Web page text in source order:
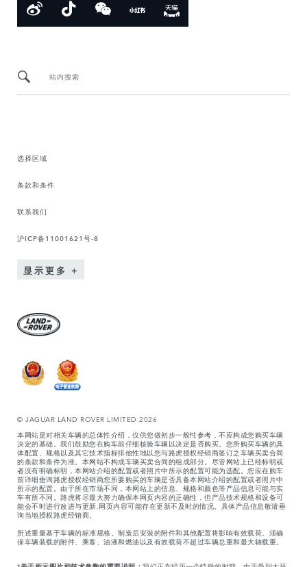
站内搜索
选择区域
条款和条件
联系我们
沪ICP备11001621号-8
显示更多
© JAGUAR LAND ROVER LIMITED 2026
本网站是对相关车辆的总体性介绍，仅供您做初步一般性参考，不应构成您购买车辆
决定的基础。我们鼓励您在购车前仔细核验车辆以决定是否购买。您所购买车辆的具
体配置、规格以及其它技术指标排他性地以您与路虎授权经销商签订之车辆买卖合同
的条款和条件为准。本网站不构成车辆买卖合同的组成部分。尽管网站上已经标明或
者没有明确标明，本网站介绍的配置或者照片中所示的配置可能为选配。您应在购车
前详细垂询路虎授权经销商您所要购买的车辆是否具备本网站介绍的配置或者照片中
所示的配置。由于所在市场不同，本网站上的信息、规格和颜色等产品信息可能与实
车有所不同。路虎将尽最大努力确保本网页内容的正确性，但产品技术规格和设备可
能会不时进行改进与更新,网页内容可能存在更新不及时的情况。具体产品信息敬请垂
询当地授权路虎经销商。
所述重量基于车辆的标准规格。制造后安装的附件和其他配置将影响有效载荷。须确
保车辆装载的附件、乘客、油液和燃油以及有效载荷不超过车辆总重和最大轴载重。